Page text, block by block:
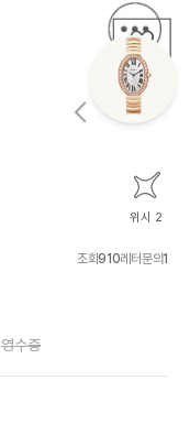
위시 2
조회910레터문의1
영수증